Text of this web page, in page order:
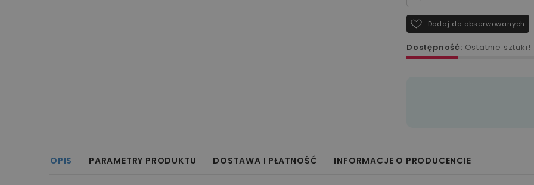
Dodaj do obserwowanych
Dostępność: Ostatnie sztuki!
OPIS PARAMETRY PRODUKTU DOSTAWA I PŁATNOŚĆ INFORMACJE O PRODUCENCIE